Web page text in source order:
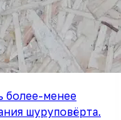
более-менее
шуруповёрта.